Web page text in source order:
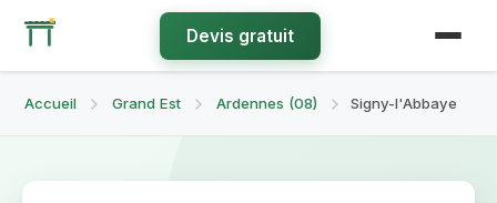
Devis gratuit
Accueil Grand Est Ardennes (08) Signy-l'Abbaye